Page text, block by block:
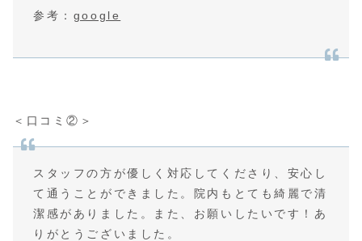
参考： google
＜口コミ②＞
スタッフの方が優しく対応してくださり、安心し
て通うことができました。院内もとても綺麗で清
潔感がありました。また、お願いしたいです！あ
りがとうございました。